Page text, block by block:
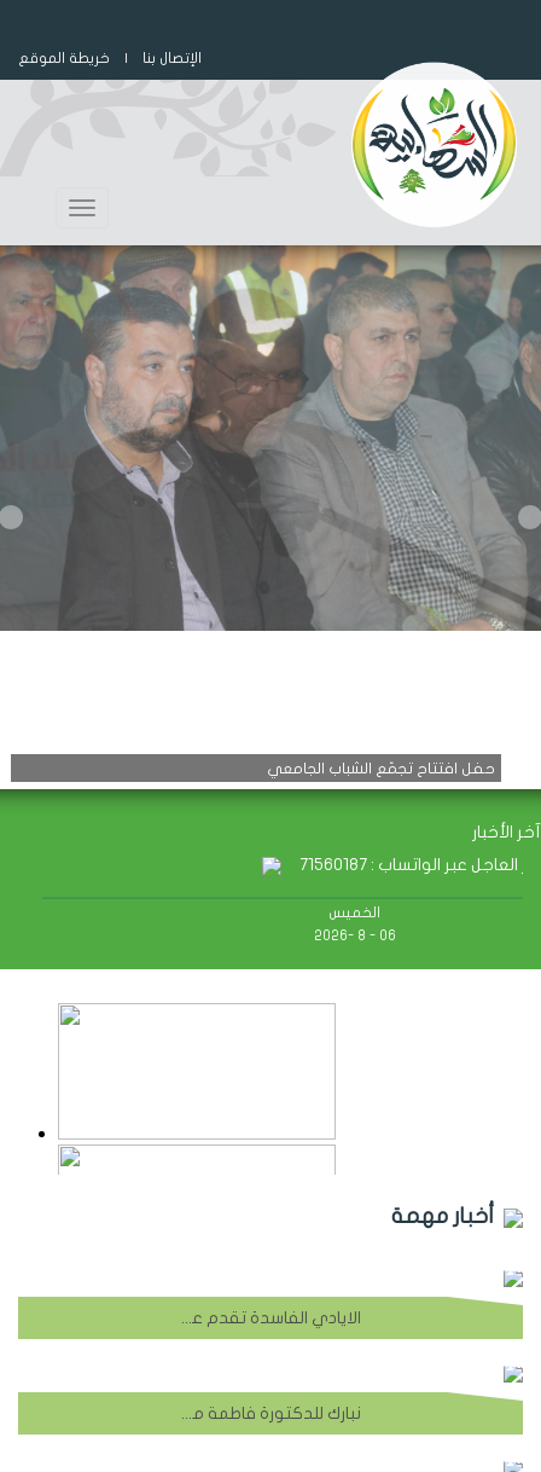
الإتصال بنا | خريطة الموقع
Toggle
حفل افتتاح تجمّع الشباب الجامعي
آخر الأخبار
: 71560187
الخميس
06 - 8 -2026
أخبار مهمة
الايادي الفاسدة تقدم على التخريب في محميات بلدية الشهابية والبئر الارتوازي
نبارك للدكتورة فاطمة مصطفى دقماق